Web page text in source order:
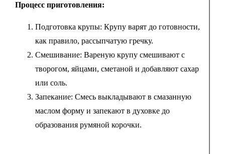
Процесс приготовления:
Подготовка крупы: Крупу варят до готовности,
как правило, рассыпчатую гречку.
Смешивание: Вареную крупу смешивают с
творогом, яйцами, сметаной и добавляют сахар
или соль.
Запекание: Смесь выкладывают в смазанную
маслом форму и запекают в духовке до
образования румяной корочки.